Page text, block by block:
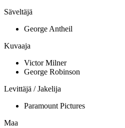
Säveltäjä
George Antheil
Kuvaaja
Victor Milner
George Robinson
Levittäjä / Jakelija
Paramount Pictures
Maa